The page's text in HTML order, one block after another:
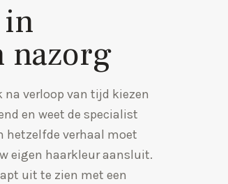
nazorg
verloop van tijd kiezen
en weet de specialist
hetzelfde verhaal moet
eigen haarkleur aansluit.
uit te zien met een